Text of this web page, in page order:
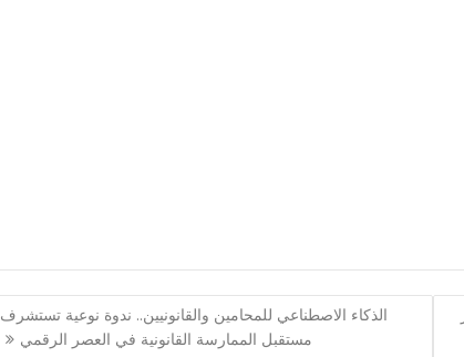
الذكاء الاصطناعي للمحامين والقانونيين.. ندوة نوعية تستشرف
مستقبل الممارسة القانونية في العصر الرقمي